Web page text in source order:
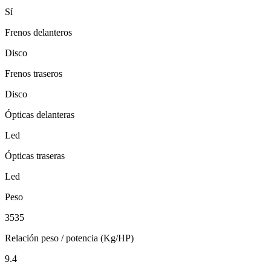
Sí
Frenos delanteros
Disco
Frenos traseros
Disco
Ópticas delanteras
Led
Ópticas traseras
Led
Peso
3535
Relación peso / potencia (Kg/HP)
9.4